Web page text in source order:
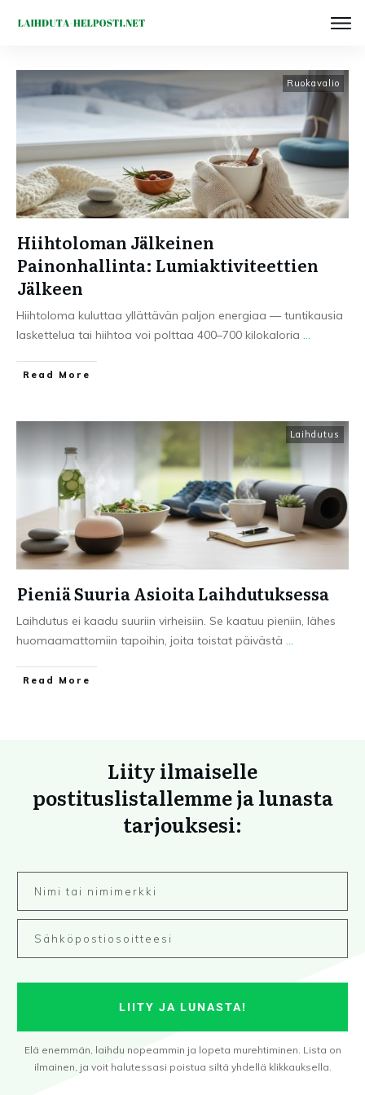
Ruokavalio
Hiihtoloman Jälkeinen
Painonhallinta: Lumiaktiviteettien
Jälkeen
Hiihtoloma kuluttaa yllättävän paljon energiaa — tuntikausia
laskettelua tai hiihtoa voi polttaa 400–700 kilokaloria ...
Read More
Laihdutus
Pieniä Suuria Asioita Laihdutuksessa
Laihdutus ei kaadu suuriin virheisiin. Se kaatuu pieniin, lähes
huomaamattomiin tapoihin, joita toistat päivästä ...
Read More
Liity ilmaiselle
postituslistallemme ja lunasta
tarjouksesi:
LIITY JA LUNASTA!
Elä enemmän, laihdu nopeammin ja lopeta murehtiminen. Lista on
ilmainen, ja voit halutessasi poistua siltä yhdellä klikkauksella.